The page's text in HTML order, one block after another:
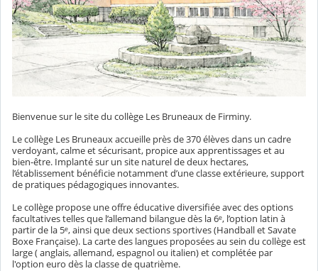
Bienvenue sur le site du collège Les Bruneaux de Firminy.
Le collège Les Bruneaux accueille près de 370 élèves dans un cadre
verdoyant, calme et sécurisant, propice aux apprentissages et au
bien-être. Implanté sur un site naturel de deux hectares,
l’établissement bénéficie notamment d’une classe extérieure, support
de pratiques pédagogiques innovantes.
Le collège propose une offre éducative diversifiée avec des options
facultatives telles que l’allemand bilangue dès la 6ᵉ, l’option latin à
partir de la 5ᵉ, ainsi que deux sections sportives (Handball et Savate
Boxe Française). La carte des langues proposées au sein du collège est
large ( anglais, allemand, espagnol ou italien) et complétée par
l'option euro dès la classe de quatrième.